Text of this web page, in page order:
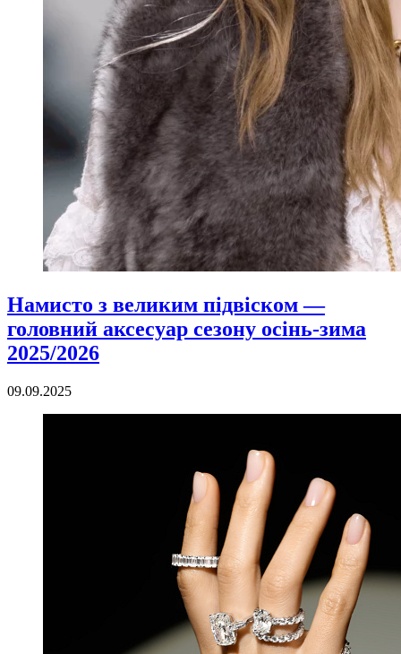
Намисто з великим підвіском —
головний аксесуар сезону осінь-зима
2025/2026
09.09.2025